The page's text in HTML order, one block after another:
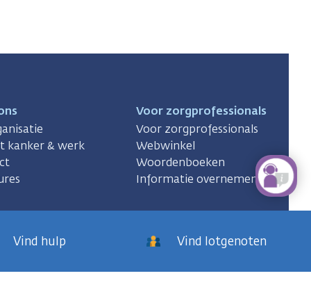
Vind hulp Vind lotgenoten
kanker & werk
Voor zorgprofessionals
Voor zorgprofessionals
Webwinkel
Woordenboeken
Informatie overnemen